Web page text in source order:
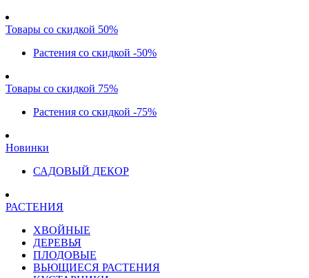
Товары со скидкой 50%
Растения со скидкой -50%
Товары со скидкой 75%
Растения со скидкой -75%
Новинки
САДОВЫЙ ДЕКОР
РАСТЕНИЯ
ХВОЙНЫЕ
ДЕРЕВЬЯ
ПЛОДОВЫЕ
ВЬЮЩИЕСЯ РАСТЕНИЯ